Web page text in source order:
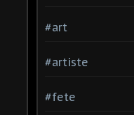
#art
#artiste
#fete